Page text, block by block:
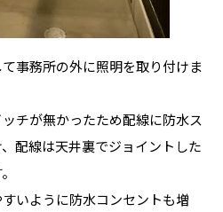
事務所の外に照明を取り付けま
チが無かったため配線に防水ス
配線は天井裏でジョイントした
いように防水コンセントも増